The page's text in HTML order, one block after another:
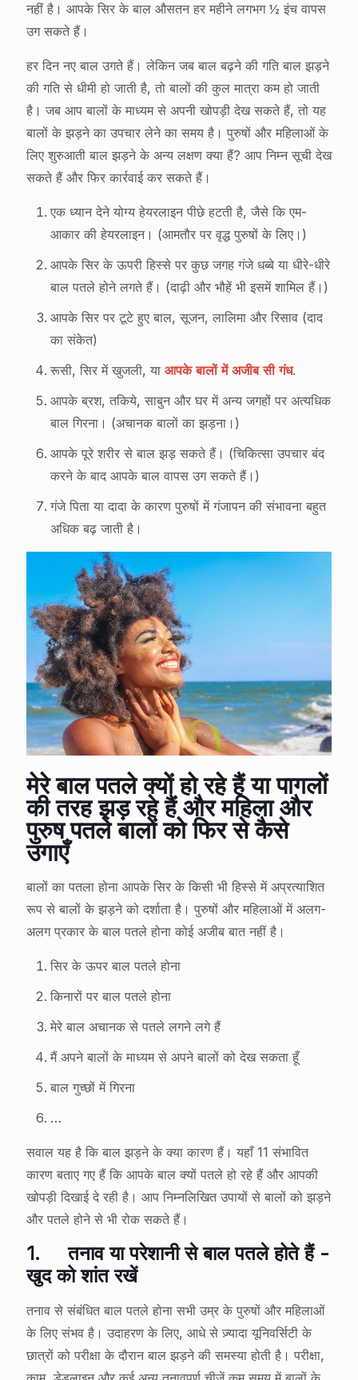
नहीं है। आपके सिर के बाल औसतन हर महीने लगभग ½ इंच वापस
उग सकते हैं।
हर दिन नए बाल उगते हैं। लेकिन जब बाल बढ़ने की गति बाल झड़ने
की गति से धीमी हो जाती है, तो बालों की कुल मात्रा कम हो जाती
है। जब आप बालों के माध्यम से अपनी खोपड़ी देख सकते हैं, तो यह
बालों के झड़ने का उपचार लेने का समय है। पुरुषों और महिलाओं के
लिए शुरुआती बाल झड़ने के अन्य लक्षण क्या हैं? आप निम्न सूची देख
सकते हैं और फिर कार्रवाई कर सकते हैं।
एक ध्यान देने योग्य हेयरलाइन पीछे हटती है, जैसे कि एम-
आकार की हेयरलाइन। (आमतौर पर वृद्ध पुरुषों के लिए।)
आपके सिर के ऊपरी हिस्से पर कुछ जगह गंजे धब्बे या धीरे-धीरे
बाल पतले होने लगते हैं। (दाढ़ी और भौहें भी इसमें शामिल हैं।)
आपके सिर पर टूटे हुए बाल, सूजन, लालिमा और रिसाव (दाद
का संकेत)
रूसी, सिर में खुजली, या आपके बालों में अजीब सी गंध.
आपके ब्रश, तकिये, साबुन और घर में अन्य जगहों पर अत्यधिक
बाल गिरना। (अचानक बालों का झड़ना।)
आपके पूरे शरीर से बाल झड़ सकते हैं। (चिकित्सा उपचार बंद
करने के बाद आपके बाल वापस उग सकते हैं।)
गंजे पिता या दादा के कारण पुरुषों में गंजापन की संभावना बहुत
अधिक बढ़ जाती है।
मेरे बाल पतले क्यों हो रहे हैं या पागलों
की तरह झड़ रहे हैं और महिला और
पुरुष पतले बालों को फिर से कैसे
उगाएँ
बालों का पतला होना आपके सिर के किसी भी हिस्से में अप्रत्याशित
रूप से बालों के झड़ने को दर्शाता है। पुरुषों और महिलाओं में अलग-
अलग प्रकार के बाल पतले होना कोई अजीब बात नहीं है।
सिर के ऊपर बाल पतले होना
किनारों पर बाल पतले होना
मेरे बाल अचानक से पतले लगने लगे हैं
मैं अपने बालों के माध्यम से अपने बालों को देख सकता हूँ
बाल गुच्छों में गिरना
…
सवाल यह है कि बाल झड़ने के क्या कारण हैं। यहाँ 11 संभावित
कारण बताए गए हैं कि आपके बाल क्यों पतले हो रहे हैं और आपकी
खोपड़ी दिखाई दे रही है। आप निम्नलिखित उपायों से बालों को झड़ने
और पतले होने से भी रोक सकते हैं।
1.तनाव या परेशानी से बाल पतले होते हैं -
खुद को शांत रखें
तनाव से संबंधित बाल पतले होना सभी उम्र के पुरुषों और महिलाओं
के लिए संभव है। उदाहरण के लिए, आधे से ज़्यादा यूनिवर्सिटी के
छात्रों को परीक्षा के दौरान बाल झड़ने की समस्या होती है। परीक्षा,